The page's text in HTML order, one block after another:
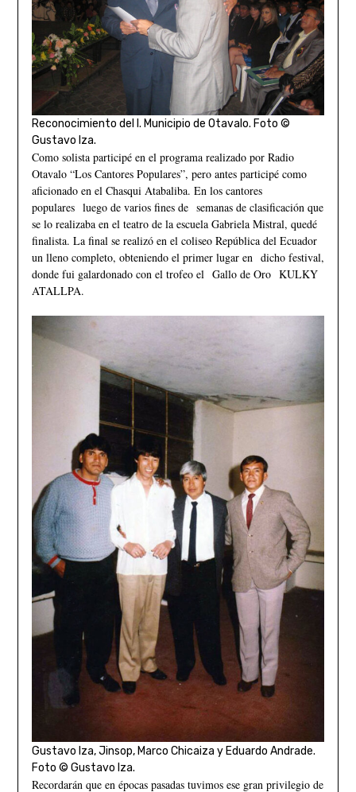
Reconocimiento del I. Municipio de Otavalo. Foto ©
Gustavo Iza.
Como solista participé en el programa realizado por Radio
Otavalo “Los Cantores Populares”, pero antes participé como
aficionado en el Chasqui Atabaliba. En los cantores
populares luego de varios fines de semanas de clasificación que
se lo realizaba en el teatro de la escuela Gabriela Mistral, quedé
finalista. La final se realizó en el coliseo República del Ecuador
un lleno completo, obteniendo el primer lugar en dicho festival,
donde fui galardonado con el trofeo el Gallo de Oro KULKY
ATALLPA.
Gustavo Iza, Jinsop, Marco Chicaiza y Eduardo Andrade.
Foto © Gustavo Iza.
Recordarán que en épocas pasadas tuvimos ese gran privilegio de